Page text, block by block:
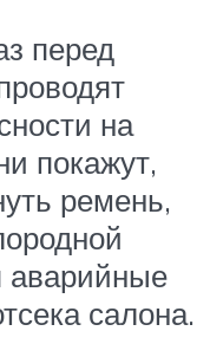
перед
на
покажут,
ремень,
аварийные
салона.